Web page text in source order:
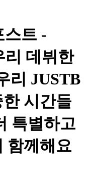
스트 -
데뷔한
리 JUSTB
시간들
특별하고
함께해요